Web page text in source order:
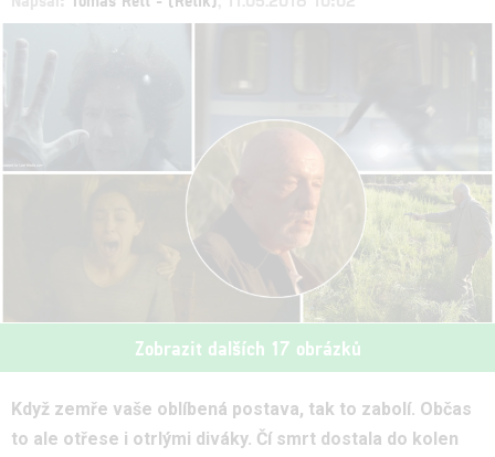
Zobrazit dalších 17 obrázků
Když zemře vaše oblíbená postava, tak to zabolí. Občas
to ale otřese i otrlými diváky. Čí smrt dostala do kolen